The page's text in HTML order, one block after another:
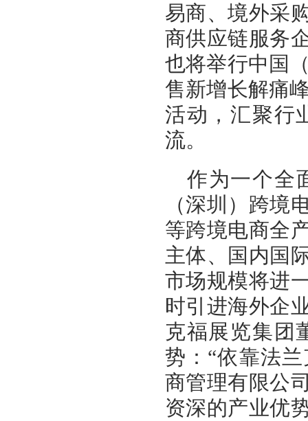
易商、境外采
商供应链服务
也将举行中国
售新增长解痛
活动，汇聚行
流。
作为一个全
（深圳）跨境
等跨境电商全
主体、国内国
市场规模将进
时引进海外企
克福展览集团
势：“依靠法
商管理有限公
资深的产业优